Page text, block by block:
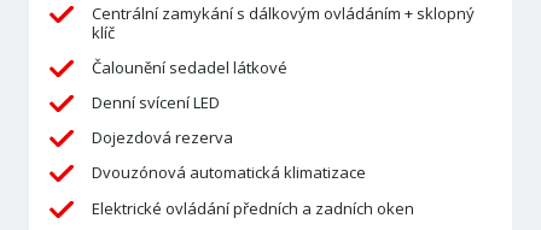
Centrální zamykání s dálkovým ovládáním + sklopný
klíč
Čalounění sedadel látkové
Denní svícení LED
Dojezdová rezerva
Dvouzónová automatická klimatizace
Elektrické ovládání předních a zadních oken